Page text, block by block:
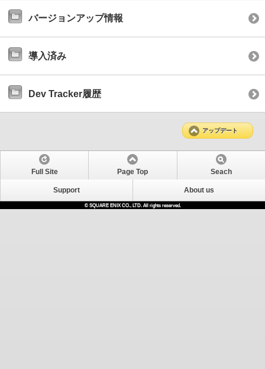
バージョンアップ情報
導入済み
Dev Tracker履歴
アップデート
Full Site Page Top Seach
Support About us
© SQUARE ENIX CO., LTD. All rights reserved.